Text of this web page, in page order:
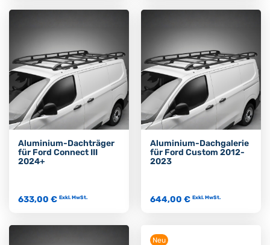
Aluminium-Dachträger
für Ford Connect III
2024+
633,00 € Exkl. MwSt.
Aluminium-Dachgalerie
für Ford Custom 2012-
2023
644,00 € Exkl. MwSt.
Neu